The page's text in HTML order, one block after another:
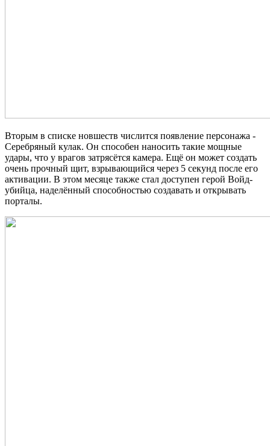
Вторым в списке новшеств числится появление персонажа -
Серебряный кулак. Он способен наносить такие мощные
удары, что у врагов затрясётся камера. Ещё он может создать
очень прочный щит, взрывающийся через 5 секунд после его
активации. В этом месяце также стал доступен герой Войд-
убийца, наделённый способностью создавать и открывать
порталы.